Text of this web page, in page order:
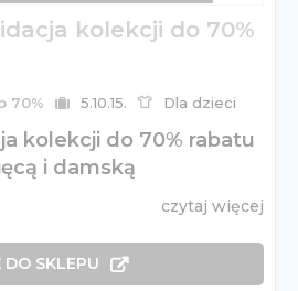
kolekcji do 70%
70% 5.10.15. Dla dzieci
kolekcji do 70% rabatu
i damską
czytaj więcej
DO SKLEPU